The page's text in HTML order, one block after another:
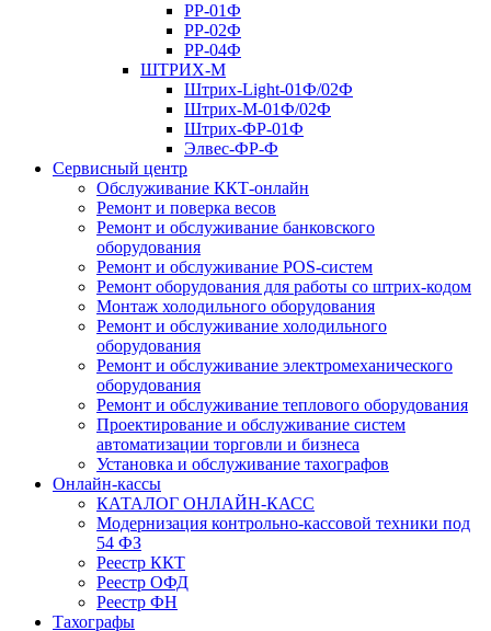
РР-01Ф
РР-02Ф
РР-04Ф
ШТРИХ-М
Штрих-Light-01Ф/02Ф
Штрих-М-01Ф/02Ф
Штрих-ФР-01Ф
Элвес-ФР-Ф
Сервисный центр
Обслуживание ККТ-онлайн
Ремонт и поверка весов
Ремонт и обслуживание банковского
оборудования
Ремонт и обслуживание POS-систем
Ремонт оборудования для работы со штрих-кодом
Монтаж холодильного оборудования
Ремонт и обслуживание холодильного
оборудования
Ремонт и обслуживание электромеханического
оборудования
Ремонт и обслуживание теплового оборудования
Проектирование и обслуживание систем
автоматизации торговли и бизнеса
Установка и обслуживание тахографов
Онлайн-кассы
КАТАЛОГ ОНЛАЙН-КАСС
Модернизация контрольно-кассовой техники под
54 ФЗ
Реестр ККТ
Реестр ОФД
Реестр ФН
Тахографы